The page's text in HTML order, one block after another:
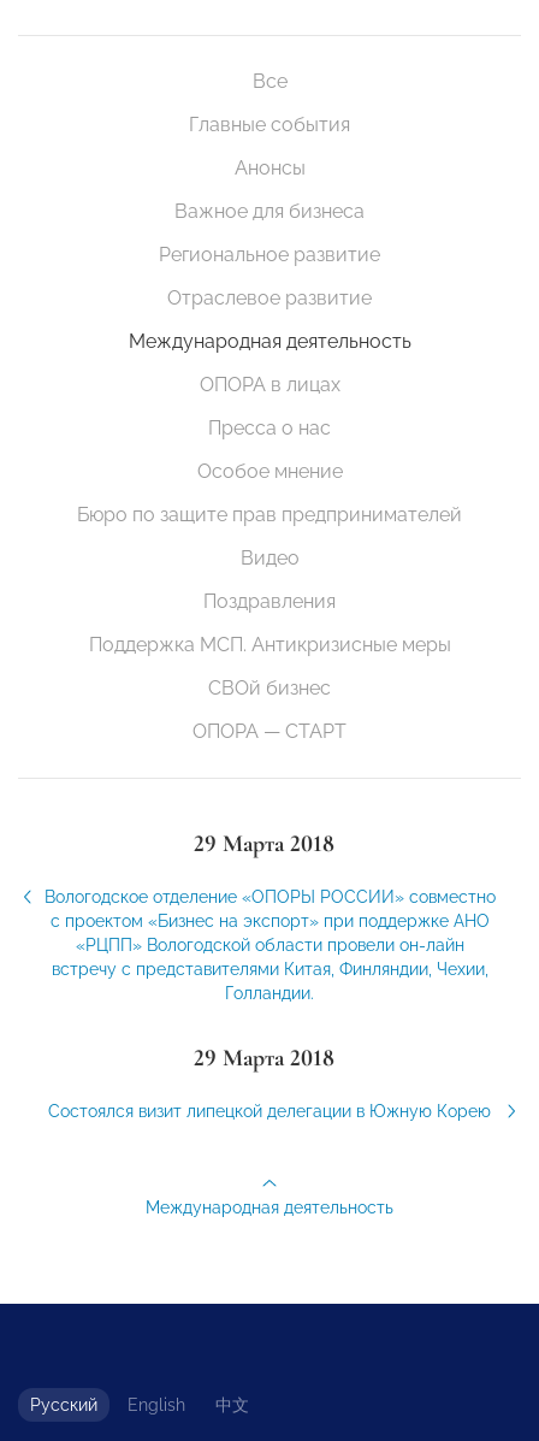
Все
Главные события
Анонсы
Важное для бизнеса
Региональное развитие
Отраслевое развитие
Международная деятельность
ОПОРА в лицах
Пресса о нас
Особое мнение
Бюро по защите прав предпринимателей
Видео
Поздравления
Поддержка МСП. Антикризисные меры
СВОй бизнес
ОПОРА — СТАРТ
29 Марта 2018
Вологодское отделение «ОПОРЫ РОССИИ» совместно
с проектом «Бизнес на экспорт» при поддержке АНО
«РЦПП» Вологодской области провели он-лайн
встречу с представителями Китая, Финляндии, Чехии,
Голландии.
29 Марта 2018
Состоялся визит липецкой делегации в Южную Корею
Международная деятельность
Русский English 中文